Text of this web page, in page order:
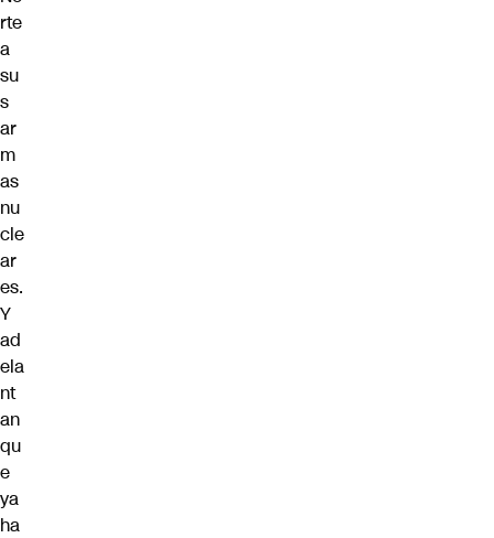
rte
a
su
s
ar
m
as
nu
cle
ar
es.
Y
ad
ela
nt
an
qu
e
ya
ha